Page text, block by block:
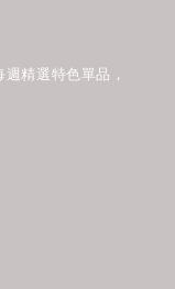
精選特色單品，